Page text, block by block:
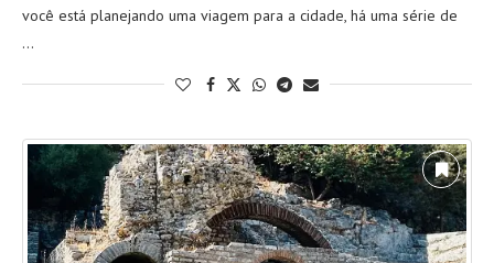
você está planejando uma viagem para a cidade, há uma série de
…